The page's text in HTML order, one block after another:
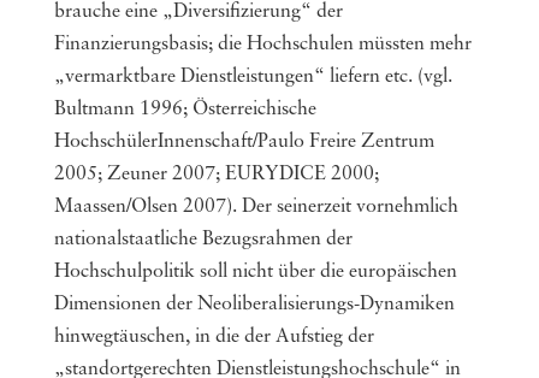
brauche eine „Diversifizierung“ der
Finanzierungsbasis; die Hochschulen müssten mehr
„vermarktbare Dienstleistungen“ liefern etc. (vgl.
Bultmann 1996; Österreichische
HochschülerInnenschaft/Paulo Freire Zentrum
2005; Zeuner 2007; EURYDICE 2000;
Maassen/Olsen 2007). Der seinerzeit vornehmlich
nationalstaatliche Bezugsrahmen der
Hochschulpolitik soll nicht über die europäischen
Dimensionen der Neoliberalisierungs-Dynamiken
hinwegtäuschen, in die der Aufstieg der
„standortgerechten Dienstleistungshochschule“ in